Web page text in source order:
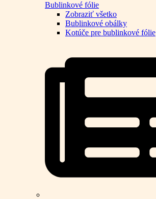
Bublinkové fólie
Zobraziť všetko
Bublinkové obálky
Kotúče pre bublinkové fólie